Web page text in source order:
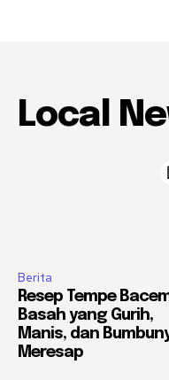
Local
Berita
Resep Tempe
Basah yang Gurih,
Manis, dan
Meresap